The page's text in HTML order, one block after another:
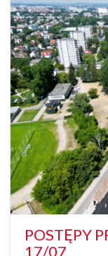
POSTĘPY
17/07